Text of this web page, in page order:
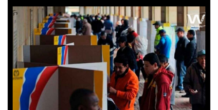
Trump y las drogas: la viga en los propios ojos